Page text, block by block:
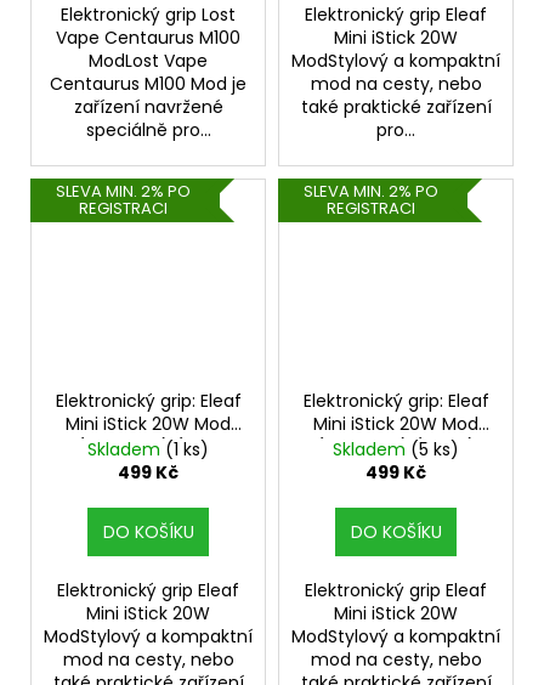
Elektronický grip Lost
Vape Centaurus M100
ModLost Vape
Centaurus M100 Mod je
zařízení navržené
speciálně pro...
Elektronický grip Eleaf
Mini iStick 20W
ModStylový a kompaktní
mod na cesty, nebo
také praktické zařízení
pro...
SLEVA MIN. 2% PO
REGISTRACI
Elektronický grip: Eleaf
Mini iStick 20W Mod
(1050mAh) (Dark
Green)
Skladem (1 ks)
499 Kč
DO KOŠÍKU
Elektronický grip Eleaf
Mini iStick 20W
ModStylový a kompaktní
mod na cesty, nebo
SLEVA MIN. 2% PO
REGISTRACI
Elektronický grip: Eleaf
Mini iStick 20W Mod
(1050mAh) (Cyan)
Skladem (5 ks)
499 Kč
DO KOŠÍKU
Elektronický grip Eleaf
Mini iStick 20W
ModStylový a kompaktní
mod na cesty, nebo